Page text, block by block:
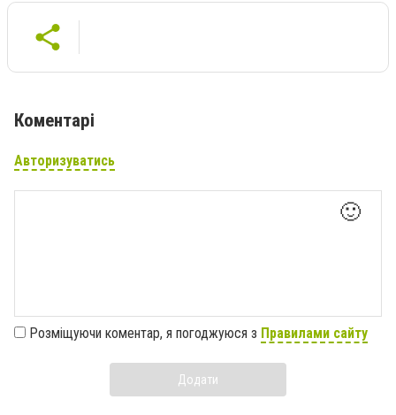
Коментарі
Авторизуватись
🙂
Розміщуючи коментар, я погоджуюся з Правилами сайту
Додати